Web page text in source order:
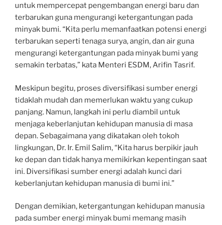
untuk mempercepat pengembangan energi baru dan
terbarukan guna mengurangi ketergantungan pada
minyak bumi. “Kita perlu memanfaatkan potensi energi
terbarukan seperti tenaga surya, angin, dan air guna
mengurangi ketergantungan pada minyak bumi yang
semakin terbatas,” kata Menteri ESDM, Arifin Tasrif.
Meskipun begitu, proses diversifikasi sumber energi
tidaklah mudah dan memerlukan waktu yang cukup
panjang. Namun, langkah ini perlu diambil untuk
menjaga keberlanjutan kehidupan manusia di masa
depan. Sebagaimana yang dikatakan oleh tokoh
lingkungan, Dr. Ir. Emil Salim, “Kita harus berpikir jauh
ke depan dan tidak hanya memikirkan kepentingan saat
ini. Diversifikasi sumber energi adalah kunci dari
keberlanjutan kehidupan manusia di bumi ini.”
Dengan demikian, ketergantungan kehidupan manusia
pada sumber energi minyak bumi memang masih